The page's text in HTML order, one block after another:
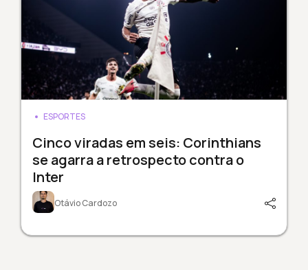
ESPORTES
Cinco viradas em seis: Corinthians
se agarra a retrospecto contra o
Inter
Otávio Cardozo